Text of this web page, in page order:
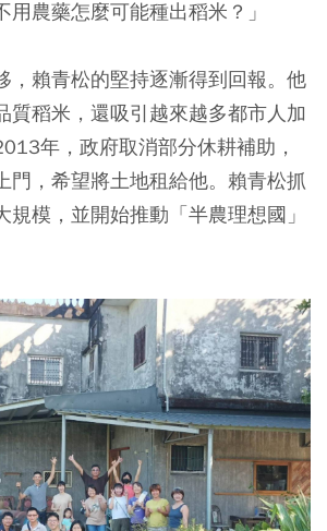
用農藥怎麼可能種出稻米？」
，賴青松的堅持逐漸得到回報。他
質稻米，還吸引越來越多都市人加
年，政府取消部分休耕補助，
門，希望將土地租給他。賴青松抓
規模，並開始推動「半農理想國」